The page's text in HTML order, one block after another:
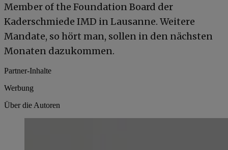
Member of the Foundation Board der
Kaderschmiede IMD in Lausanne. Weitere
Mandate, so hört man, sollen in den nächsten
Monaten dazukommen.
Partner-Inhalte
Werbung
Über die Autoren